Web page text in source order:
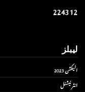
224312
لیبلز
الیکشن 2023
انٹر نیشنل